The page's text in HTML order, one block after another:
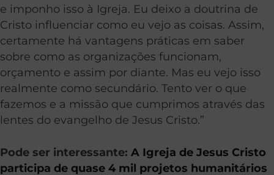
e imponho isso à Igreja. Eu deixo a doutrina de
Cristo influenciar como eu vejo as coisas. Assim,
certamente há vantagens práticas em saber
sobre como as organizações funcionam,
orçamento e assim por diante. Mas eu vejo isso
realmente como secundário. Tento ver o que
fazemos e a missão que cumprimos através das
lentes do evangelho de Jesus Cristo.”
Pode ser interessante: A Igreja de Jesus Cristo
participa de quase 4 mil projetos humanitários